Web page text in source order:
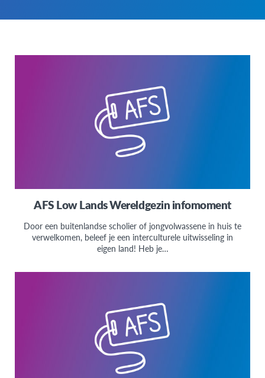
AFS Low Lands Wereldgezin infomoment
Door een buitenlandse scholier of jongvolwassene in huis te
verwelkomen, beleef je een interculturele uitwisseling in
eigen land! Heb je…